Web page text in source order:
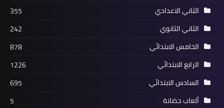
الثاني الاعدادي
355
الثاني الثانوي
242
الخامس الابتدائي
878
الرابع الابتدائي
1226
السادس الابتدائي
695
ألعاب حضانة
5